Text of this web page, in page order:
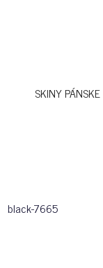
SKINY
black-7665